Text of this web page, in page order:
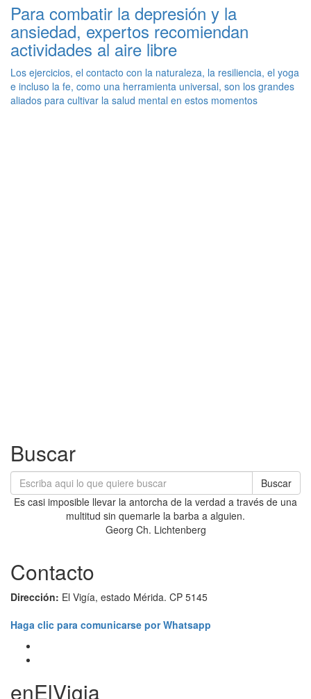
Para combatir la depresión y la
ansiedad, expertos recomiendan
actividades al aire libre
Los ejercicios, el contacto con la naturaleza, la resiliencia, el yoga
e incluso la fe, como una herramienta universal, son los grandes
aliados para cultivar la salud mental en estos momentos
Buscar
Buscar
Es casi imposible llevar la antorcha de la verdad a través de una
multitud sin quemarle la barba a alguien.
Georg Ch. Lichtenberg
Contacto
Dirección: El Vigía, estado Mérida. CP 5145
Haga clic para comunicarse por Whatsapp
enElVigia